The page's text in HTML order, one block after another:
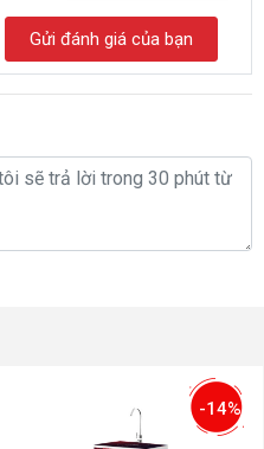
Gửi đánh giá của bạn
-14%